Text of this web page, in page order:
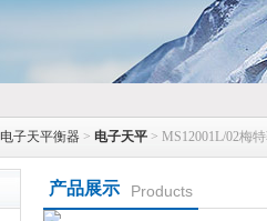
电子天平衡器 > 电子天平 > MS12001L/02梅
产品展示 Products